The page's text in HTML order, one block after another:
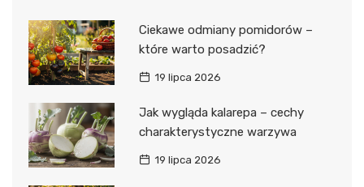
Ciekawe odmiany pomidorów –
które warto posadzić?
19 lipca 2026
Jak wygląda kalarepa – cechy
charakterystyczne warzywa
19 lipca 2026